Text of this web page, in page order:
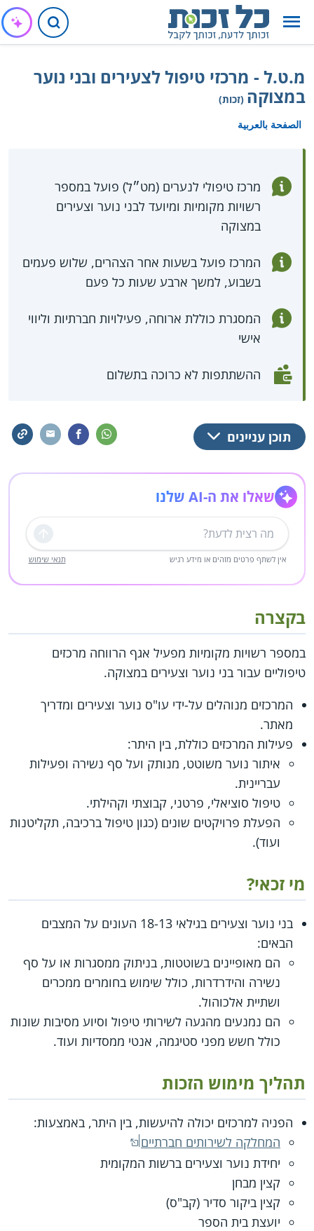
מ.ט.ל - מרכזי טיפול לצעירים ובני נוער
במצוקה (זכות)
الصفحة بالعربية
מרכז טיפולי לנערים (מט״ל) פועל במספר
רשויות מקומיות ומיועד לבני נוער וצעירים
במצוקה
המרכז פועל בשעות אחר הצהרים, שלוש פעמים
בשבוע, למשך ארבע שעות כל פעם
המסגרת כוללת ארוחה, פעילויות חברתיות וליווי
אישי
ההשתתפות לא כרוכה בתשלום
תוכן עניינים
שאלו את ה-AI שלנו
שליחה
אין לשתף פרטים מזהים או מידע רגיש תנאי שימוש
בקצרה
במספר רשויות מקומיות מפעיל אגף הרווחה מרכזים
טיפוליים עבור בני נוער וצעירים במצוקה.
המרכזים מנוהלים על-ידי עו"ס נוער וצעירים ומדריך
מאתר.
פעילות המרכזים כוללת, בין היתר:
איתור נוער משוטט, מנותק ועל סף נשירה ופעילות
עבריינית.
טיפול סוציאלי, פרטני, קבוצתי וקהילתי.
הפעלת פרויקטים שונים (כגון טיפול ברכיבה, תקליטנות
ועוד).
מי זכאי?
בני נוער וצעירים בגילאי 18-13 העונים על המצבים
הבאים:
הם מאופיינים בשוטטות, בניתוק ממסגרות או על סף
נשירה והידרדרות, כולל שימוש בחומרים ממכרים
ושתיית אלכוהול.
הם נמנעים מהגעה לשירותי טיפול וסיוע מסיבות שונות
כולל חשש מפני סטיגמה, אנטי ממסדיות ועוד.
תהליך מימוש הזכות
הפניה למרכזים יכולה להיעשות, בין היתר, באמצעות:
המחלקה לשירותים חברתיים
יחידת נוער וצעירים ברשות המקומית
קצין מבחן
קצין ביקור סדיר (קב"ס)
יועצת בית הספר